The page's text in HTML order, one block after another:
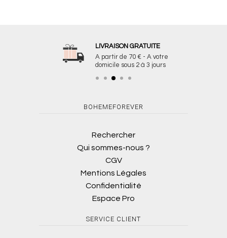
LIVRAISON GRATUITE
A partir de 70 € - A votre
domicile sous 2 à 3 jours
BOHEMEFOREVER
Rechercher
Qui sommes-nous ?
CGV
Mentions Légales
Confidentialité
Espace Pro
SERVICE CLIENT